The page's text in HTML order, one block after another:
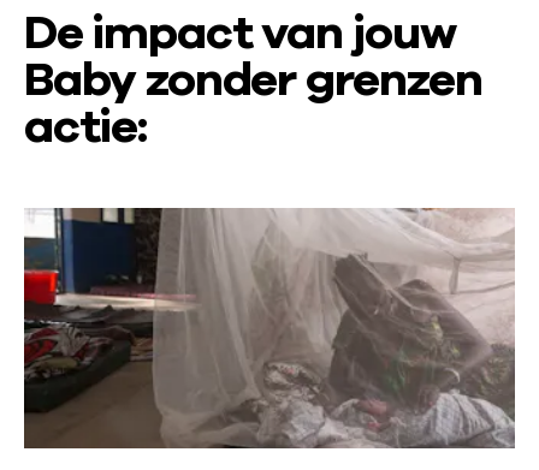
De impact van jouw
Baby zonder grenzen
actie: